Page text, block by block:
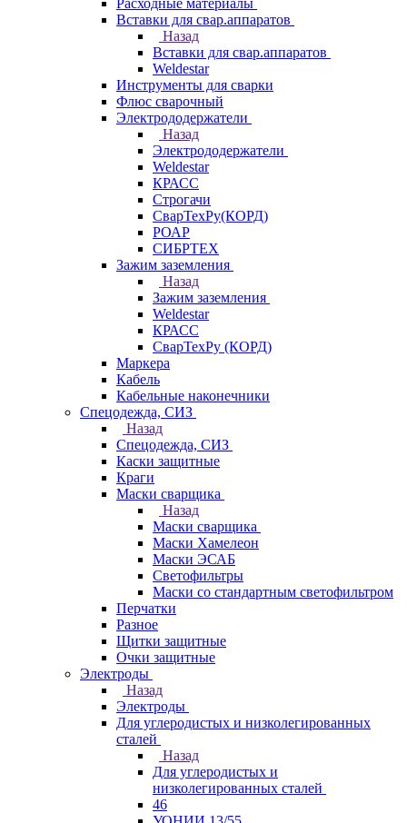
Расходные материалы
Вставки для свар.аппаратов
Назад
Вставки для свар.аппаратов
Weldestar
Инструменты для сварки
Флюс сварочный
Электрододержатели
Назад
Электрододержатели
Weldestar
КРАСС
Строгачи
СварТехРу(КОРД)
РОАР
СИБРТЕХ
Зажим заземления
Назад
Зажим заземления
Weldestar
КРАСС
СварТехРу (КОРД)
Маркера
Кабель
Кабельные наконечники
Спецодежда, СИЗ
Назад
Спецодежда, СИЗ
Каски защитные
Краги
Маски сварщика
Назад
Маски сварщика
Маски Хамелеон
Маски ЭСАБ
Светофильтры
Маски со стандартным светофильтром
Перчатки
Разное
Щитки защитные
Очки защитные
Электроды
Назад
Электроды
Для углеродистых и низколегированных
сталей
Назад
Для углеродистых и
низколегированных сталей
46